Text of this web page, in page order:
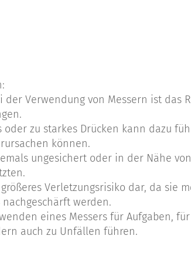
Verwendung von Messern ist das
oder zu starkes Drücken kann dazu
können.
ungesichert oder in der Nähe
Verletzungsrisiko dar, da
werden.
eines Messers für Aufgaben,
auch zu Unfällen führen.